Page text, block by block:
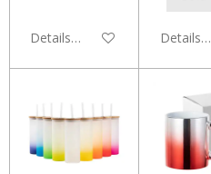
Details anzeigen Details